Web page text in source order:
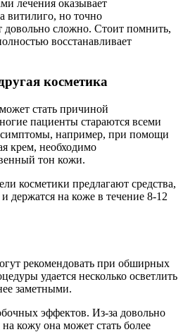
лечения оказывает
витилиго, но точно
довольно сложно. Стоит помнить,
восстанавливает
косметика
стать причиной
пациенты стараются всеми
симптомы, например, при помощи
крем, необходимо
тон кожи.
косметики предлагают средства,
держатся на коже в течение 8-12
рекомендовать при обширных
удается несколько осветлить
заметными.
эффектов. Из-за довольно
на кожу она может стать более